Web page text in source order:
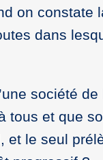
on constate
dans
société
tous et que
et le seul